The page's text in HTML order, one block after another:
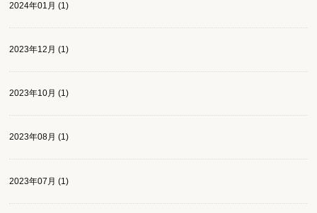
2024年01月 (1)
2023年12月 (1)
2023年10月 (1)
2023年08月 (1)
2023年07月 (1)